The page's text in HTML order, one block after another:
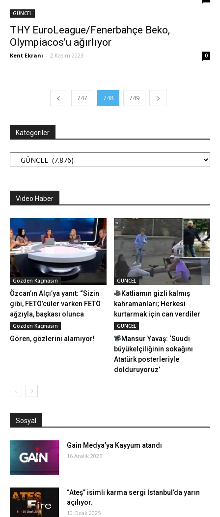
GÜNCEL
THY EuroLeague/Fenerbahçe Beko,
Olympiacos’u ağırlıyor
Kent Ekranı - 2 Kasım 2023 0
747 748 749
Kategoriler
Kategoriler
Video Haber
Gözden Kaçmasın
Özcan’ın Alçı’ya yanıt: “Sizin
gibi, FETÖ’cüler varken FETÖ
ağzıyla, başkası olunca
onun...
GÜNCEL
Katliamın gizli kalmış
kahramanları; Herkesi
kurtarmak için can verdiler
Gözden Kaçmasın
Gören, gözlerini alamıyor!
GÜNCEL
Mansur Yavaş: ‘Suudi
büyükelçiliğinin sokağını
Atatürk posterleriyle
dolduruyoruz’
Sosyal
Gain Medya’ya Kayyum atandı
16 Aralık 2025
“Ateş” isimli karma sergi İstanbul’da yarın
açılıyor.
10 Ocak 2025